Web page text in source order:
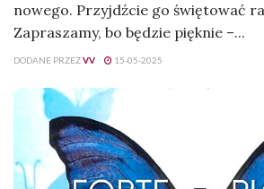
nowego. Przyjdźcie go świętować
Zapraszamy, bo będzie pięknie –...
DODANE PRZEZVV 15-05-2025